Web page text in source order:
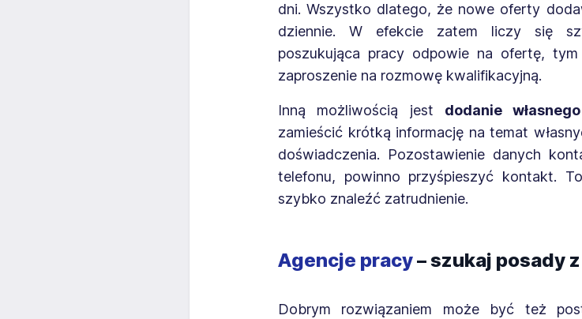
dni. Wszystko dlatego, że nowe oferty
dziennie. W efekcie zatem liczy się
poszukująca pracy odpowie na ofertę,
zaproszenie na rozmowę kwalifikacyjną.
Inną możliwością jest dodanie
zamieścić krótką informację na temat
doświadczenia. Pozostawienie danych
telefonu, powinno przyśpieszyć kontakt.
szybko znaleźć zatrudnienie.
Agencje pracy– szukaj posady
Dobrym rozwiązaniem może być też